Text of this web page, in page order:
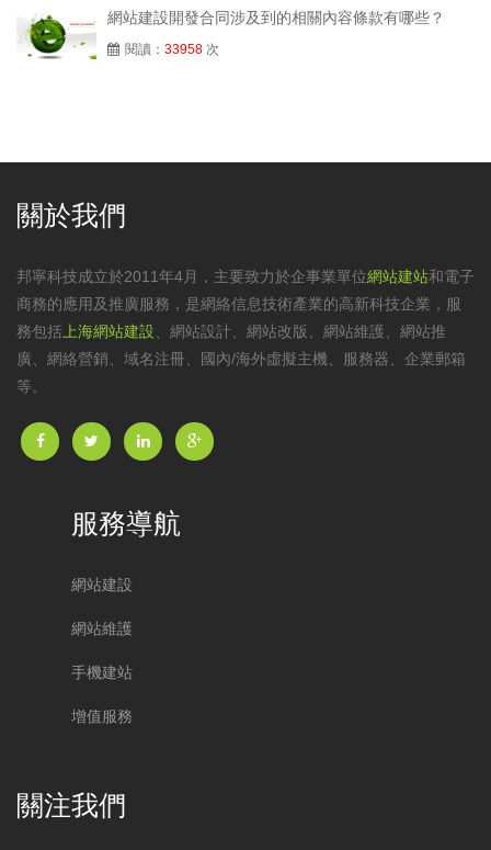
網站建設開發合同涉及到的相關內容條款有哪些？
閱讀： 33958 次
關於我們
邦寧科技成立於2011年4月，主要致力於企事業單位網站建站和電子
商務的應用及推廣服務，是網絡信息技術產業的高新科技企業，服
務包括 上海網站建設 網站設計 網站改版 網站維護 、網站推
廣、網絡營銷、域名注冊、國內/海外虛擬主機、服務器、企業郵箱
等。
服務導航
網站建設
網站維護
手機建站
增值服務
關注我們